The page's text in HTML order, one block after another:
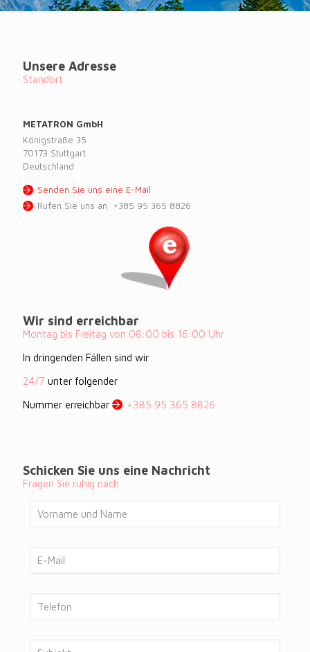
Unsere Adresse
Standort
METATRON GmbH
Königstraße 35
70173 Stuttgart
Deutschland
Senden Sie uns eine E-Mail
Rufen Sie uns an: +385 95 365 8826
Wir sind erreichbar
Montag bis Freitag von 08:00 bis 16:00 Uhr
In dringenden Fällen sind wir
24/7 unter folgender
Nummer erreichbar
+385 95 365 8826
Schicken Sie uns eine Nachricht
Fragen Sie ruhig nach